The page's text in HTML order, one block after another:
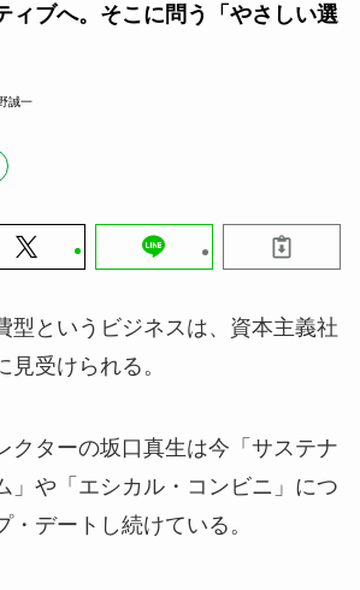
ィブへ。そこに問う「やさしい選
誠一
型というビジネスは、資本主義社
受けられる。
クターの坂口真生は今「サステナ
」や「エシカル・コンビニ」につ
・デートし続けている。